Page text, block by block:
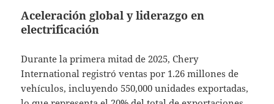
Aceleración global y liderazgo en
electrificación
Durante la primera mitad de 2025, Chery
International registró ventas por 1.26 millones de
vehículos, incluyendo 550,000 unidades exportadas,